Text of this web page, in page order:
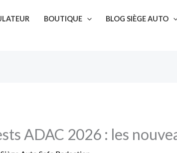
BOUTIQUE BLOG SIÈGE AUTO
ADAC 2026 : les